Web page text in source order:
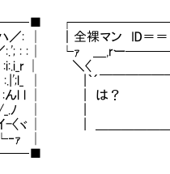
／: │ ｜全裸マン ID＝＝
／:.'; : : │ └ｧ ＿,rー
: :i:.i_r │ ＼〈
;ｲ: :.|';l_ │ |｀´￣￣￣￣￣
:/ l: :んl l │ | は？
:/_.ﾉ │ |
l',イ-〈ヾ │ | ＿＿＿＿＿
ｧ │